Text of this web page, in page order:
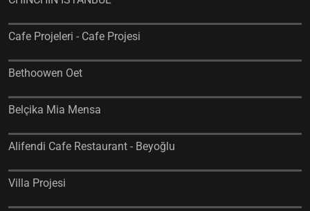
Cafe Projeleri - Cafe Projesi
Bethoowen Oet
Belçika Mia Mensa
Alifendi Cafe Restaurant - Beyoğlu
Villa Projesi